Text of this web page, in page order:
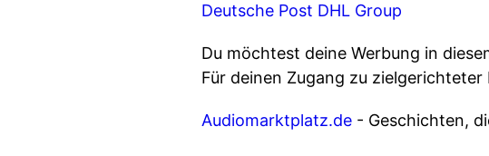
Deutsche Post DHL Group
Du möchtest deine Werbung in
Für deinen Zugang zu zielgerichteter
Audiomarktplatz.de - Geschichten,